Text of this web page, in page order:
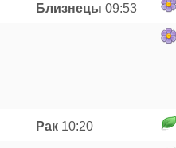
Близнецы 09:53
Рак10:20